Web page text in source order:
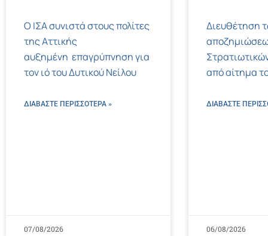
Ο ΙΣΑ συνιστά στους πολίτες
της Αττικής
αυξημένη επαγρύπνηση για
τον ιό του Δυτικού Νείλου
ΔΙΑΒΑΣΤΕ ΠΕΡΙΣΣΌΤΕΡΑ »
07/08/2026
Διευθέτηση
από αίτημα
ΔΙΑΒΑΣΤΕ
06/08/2026